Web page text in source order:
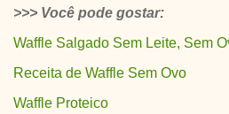
>>> Você pode gostar:
Waffle Salgado Sem Leite, Sem
Receita de Waffle Sem Ovo
Waffle Proteico